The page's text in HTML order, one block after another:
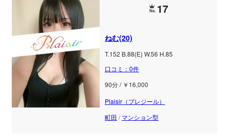
17
ねむ(20)
T.152 B.88(E) W.56 H.85
口コミ：0件
90分 / ￥16,000
Plaisir（プレジール）
町田 /マンション型